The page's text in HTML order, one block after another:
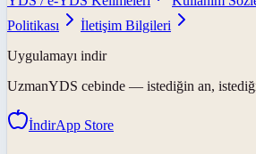
Politikası
İletişim Bilgileri
Uygulamayı indir
UzmanYDS cebinde — istediğin an,
İndirApp Store